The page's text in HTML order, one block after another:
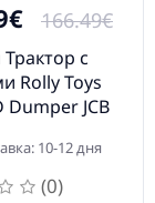
166.49€
с
Rolly Toys
Dumper JCB
10-12 дня
(0)